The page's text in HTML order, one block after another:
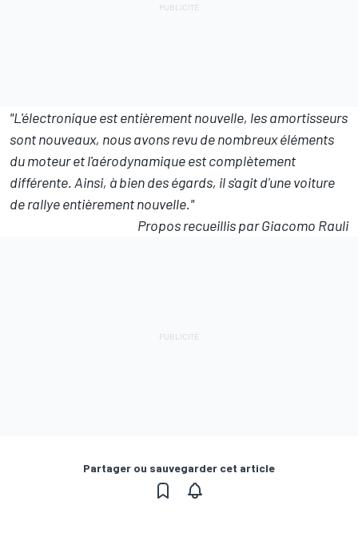
"L'électronique est entièrement nouvelle, les amortisseurs
sont nouveaux, nous avons revu de nombreux éléments
du moteur et l'aérodynamique est complètement
différente. Ainsi, à bien des égards, il s'agit d'une voiture
de rallye entièrement nouvelle."
Propos recueillis par Giacomo Rauli
Partager ou sauvegarder cet article